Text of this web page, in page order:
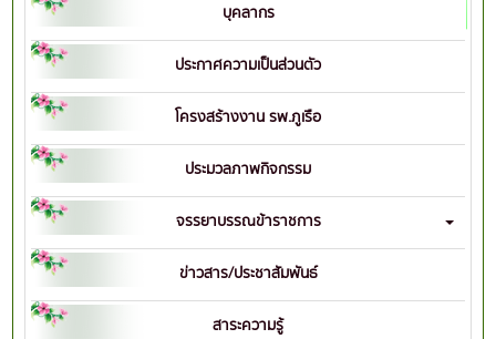
บุคลากร
ประกาศความเป็นส่วนตัว
โครงสร้างงาน รพ.ภูเรือ
ประมวลภาพกิจกรรม
จรรยาบรรณข้าราชการ
ข่าวสาร/ประชาสัมพันธ์
สาระความรู้